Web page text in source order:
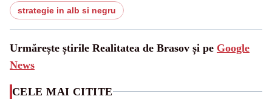
strategie in alb si negru
Urmărește știrile Realitatea de Brasov și pe Google
News
CELE MAI CITITE